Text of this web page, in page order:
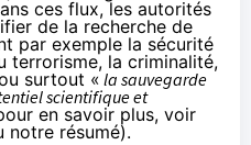
ces flux, les autorités
de la recherche de
par exemple la sécurité
terrorisme, la criminalité,
surtout « la sauvegarde
scientifique et
en savoir plus, voir
notre résumé).